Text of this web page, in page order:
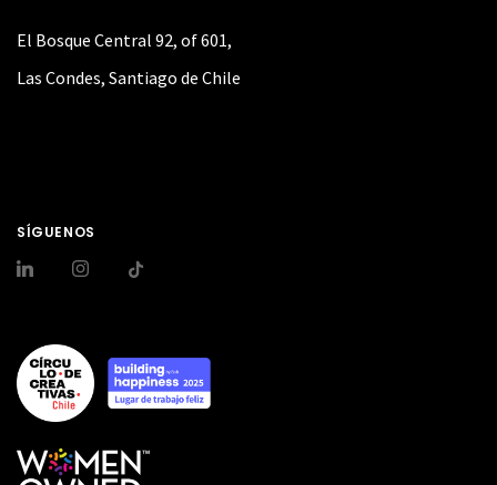
El Bosque Central 92, of 601,
Las Condes, Santiago de Chile
SÍGUENOS